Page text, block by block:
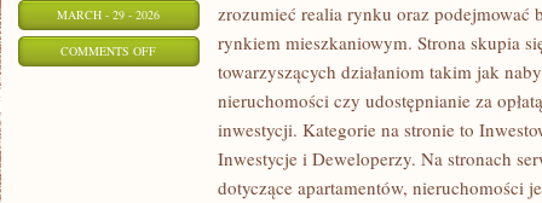
MARCH - 29 - 2026
COMMENTS OFFON
INWESTOWANIE
NIERUCHOMOŚCI
zrozumieć realia rynku oraz podejmować
rynkiem mieszkaniowym. Strona skupia
towarzyszących działaniom takim jak
nieruchomości czy udostępnianie za
inwestycji. Kategorie na stronie to
Inwestycje i Deweloperzy. Na stronach
dotyczące apartamentów, nieruchomości